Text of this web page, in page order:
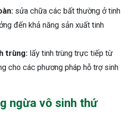
sửa chữa các bất thường ở tinh
đến khả năng sản xuất tinh
trùng: lấy tinh trùng trực tiếp từ
cho các phương pháp hỗ trợ sinh
ngừa vô sinh thứ